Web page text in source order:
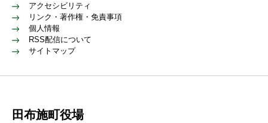
アクセシビリティ
リンク・著作権・免責事項
個人情報
RSS配信について
サイトマップ
田布施町役場